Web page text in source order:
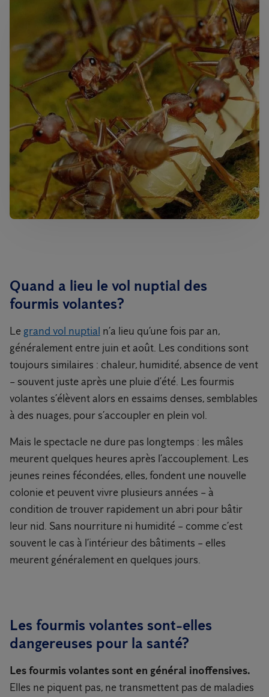
Quand a lieu le vol nuptial des
fourmis volantes?
Le grand vol nuptial n’a lieu qu’une fois par an,
généralement entre juin et août. Les conditions sont
toujours similaires : chaleur, humidité, absence de vent
– souvent juste après une pluie d’été. Les fourmis
volantes s’élèvent alors en essaims denses, semblables
à des nuages, pour s’accoupler en plein vol.
Mais le spectacle ne dure pas longtemps : les mâles
meurent quelques heures après l’accouplement. Les
jeunes reines fécondées, elles, fondent une nouvelle
colonie et peuvent vivre plusieurs années – à
condition de trouver rapidement un abri pour bâtir
leur nid. Sans nourriture ni humidité – comme c’est
souvent le cas à l’intérieur des bâtiments – elles
meurent généralement en quelques jours.
Les fourmis volantes sont-elles
dangereuses pour la santé?
Les fourmis volantes sont en général inoffensives.
Elles ne piquent pas, ne transmettent pas de maladies